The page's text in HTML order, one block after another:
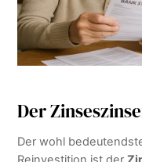
Der
Der wohl